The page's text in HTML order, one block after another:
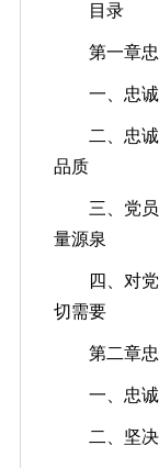
目录
第一章忠
一、忠诚
二、忠诚
品质
三、党员
量源泉
四、对党
切需要
第二章忠
一、忠诚
二、坚决